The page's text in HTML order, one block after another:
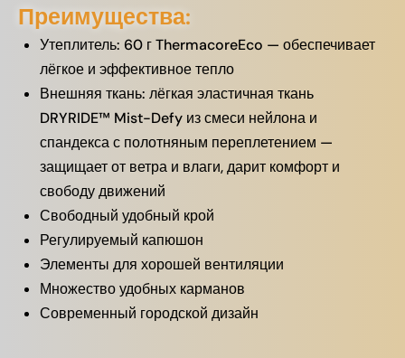
Преимущества:
Утеплитель: 60 г ThermacoreEco — обеспечивает
лёгкое и эффективное тепло
Внешняя ткань: лёгкая эластичная ткань
DRYRIDE™ Mist-Defy из смеси нейлона и
спандекса с полотняным переплетением —
защищает от ветра и влаги, дарит комфорт и
свободу движений
Свободный удобный крой
Регулируемый капюшон
Элементы для хорошей вентиляции
Множество удобных карманов
Современный городской дизайн